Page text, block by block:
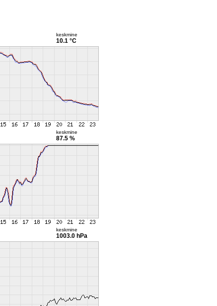
keskmine
10.1 °C
keskmine
87.5 %
keskmine
1003.0 hPa